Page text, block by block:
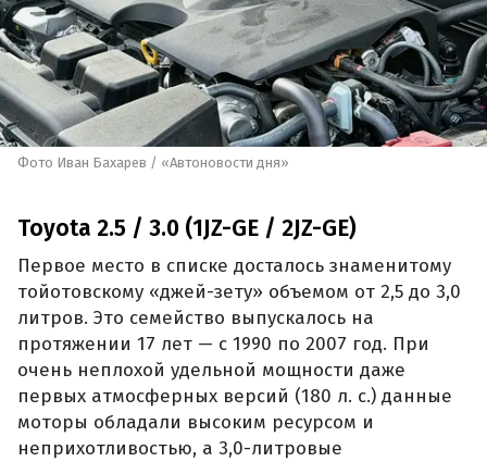
Фото Иван Бахарев / «Автоновости дня»
Toyota 2.5 / 3.0 (1JZ-GE / 2JZ-GE)
Первое место в списке досталось знаменитому
тойотовскому «джей-зету» объемом от 2,5 до 3,0
литров. Это семейство выпускалось на
протяжении 17 лет — с 1990 по 2007 год. При
очень неплохой удельной мощности даже
первых атмосферных версий (180 л. с.) данные
моторы обладали высоким ресурсом и
неприхотливостью, а 3,0-литровые